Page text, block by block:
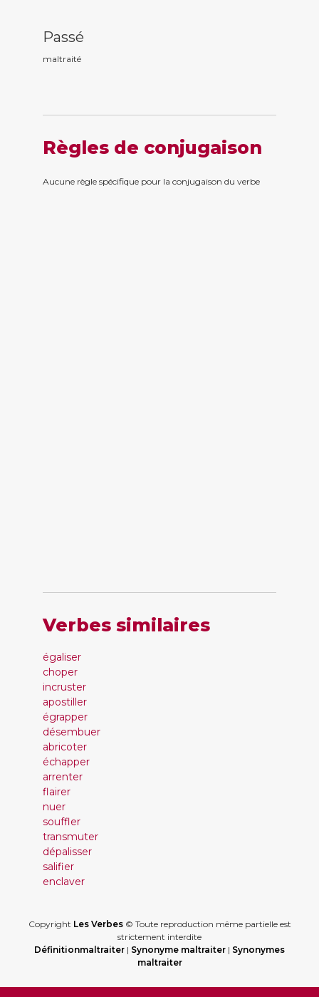
Passé
maltraité
Règles de conjugaison
Aucune règle spécifique pour la conjugaison du verbe
Verbes similaires
égaliser
choper
incruster
apostiller
égrapper
désembuer
abricoter
échapper
arrenter
flairer
nuer
souffler
transmuter
dépalisser
salifier
enclaver
Copyright Les Verbes© Toute reproduction même partielle est
strictement interdite
Définitionmaltraiter | Synonyme maltraiter | Synonymes
maltraiter